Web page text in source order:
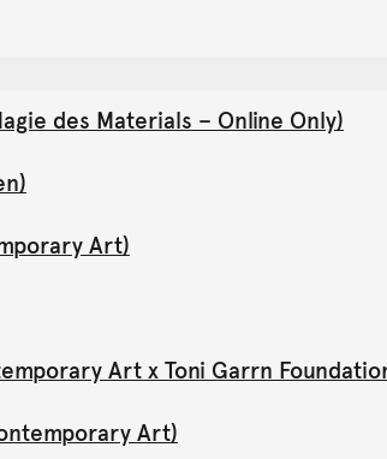
des Materials – Online Only)
Art)
Art x Toni Garrn
Art)